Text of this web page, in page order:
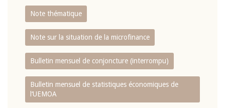
Note thématique
Note sur la situation de la microfinance
Bulletin mensuel de conjoncture (interrompu)
Bulletin mensuel de statistiques économiques de
l‘UEMOA